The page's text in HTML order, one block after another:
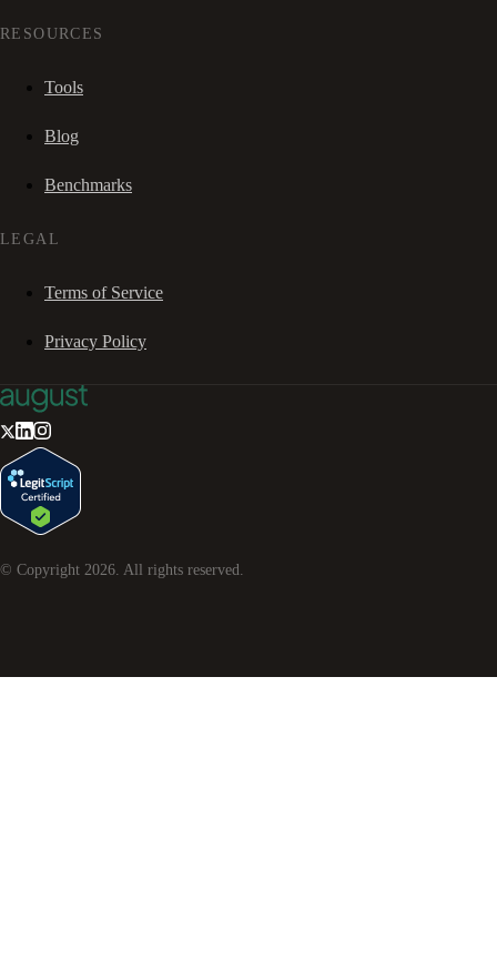
RESOURCES
Tools
Blog
Benchmarks
LEGAL
Terms of Service
Privacy Policy
© Copyright 2026. All rights reserved.